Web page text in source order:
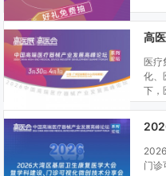
医疗
化、
下，
门诊